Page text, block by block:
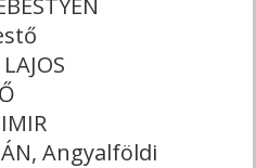
Angyalföldi